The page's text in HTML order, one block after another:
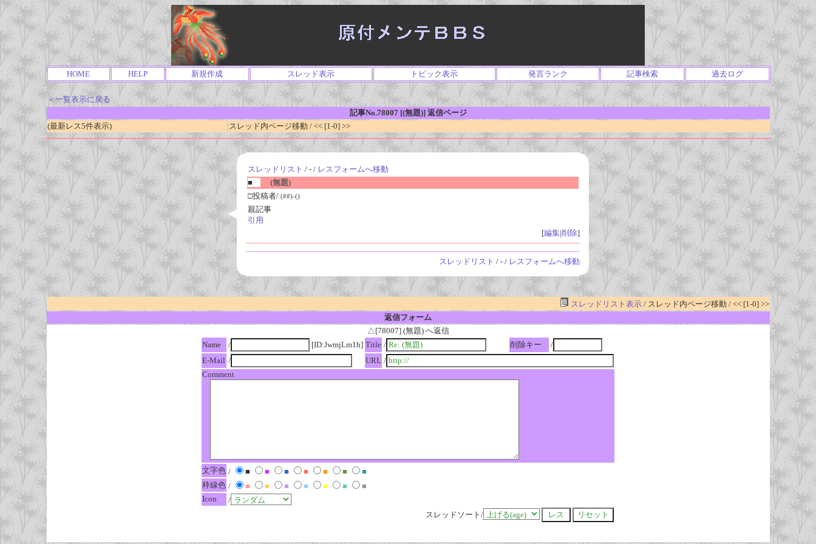
HOME HELP 新規作成 スレッド表示 トピック表示 発言ランク 記事検索 過去ログ
＜一覧表示に戻る
記事No.78007 [(無題)] 返信ページ
(最新レス5件表示)
スレッド内ページ移動 / << [1-0] >>
スレッドリスト / - / レスフォームへ移動
■
(無題)
□投稿者/ (##)-()
親記事
引用
[編集|削除]
スレッドリスト / - / レスフォームへ移動
スレッドリスト表示/ スレッド内ページ移動 / << [1-0] >>
返信フォーム
△[78007] (無題) へ返信
Name
/ [ID:JwmjLm1h] Title / 削除キー
/
E-Mail / URL /
Comment
文字色 / ■ ■ ■ ■ ■ ■
■
枠線色 / ■ ■ ■ ■ ■ ■
■
Icon
/
スレッドソート/